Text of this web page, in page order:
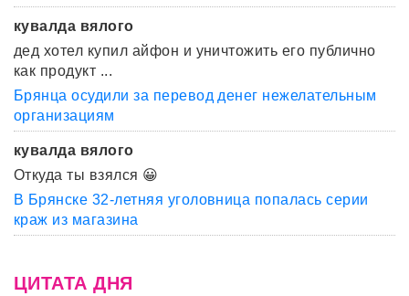
кувалда вялого
дед хотел купил айфон и уничтожить его публично
как продукт ...
Брянца осудили за перевод денег нежелательным
организациям
кувалда вялого
Откуда ты взялся 😀
В Брянске 32-летняя уголовница попалась серии
краж из магазина
ЦИТАТА ДНЯ